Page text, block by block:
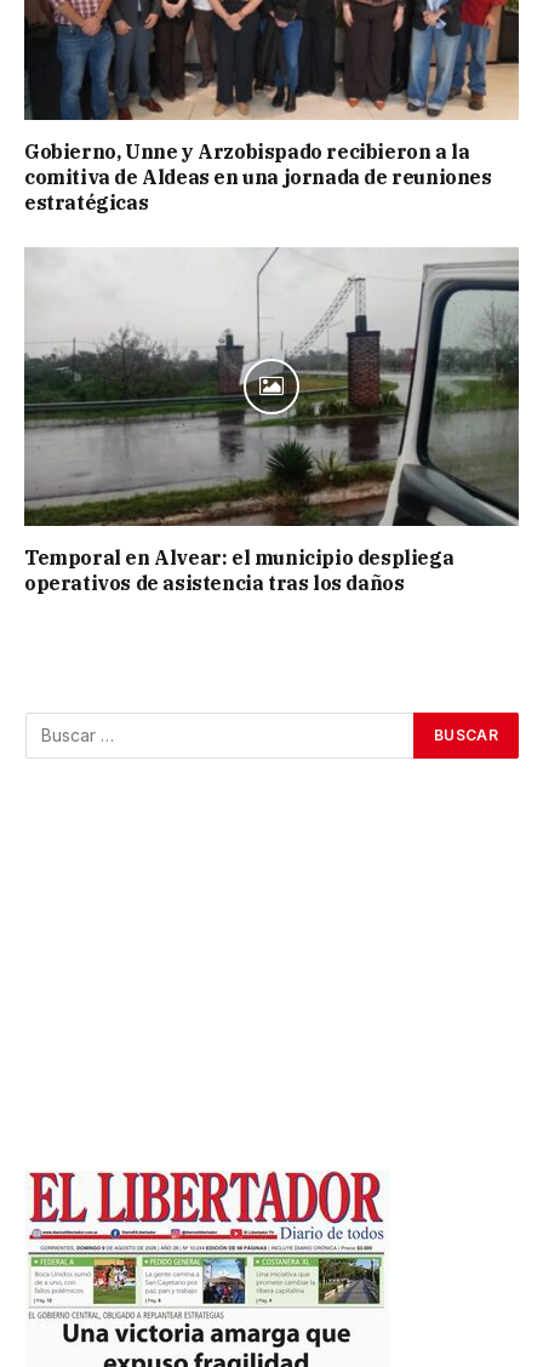
Gobierno, Unne y Arzobispado recibieron a la
comitiva de Aldeas en una jornada de reuniones
estratégicas
Temporal en Alvear: el municipio despliega
operativos de asistencia tras los daños